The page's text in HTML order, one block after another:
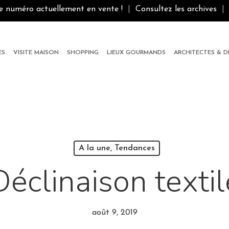
numéro actuellement en vente ! Consultez les archives
VISITE MAISON SHOPPING LIEUX GOURMANDS ARCHITECTES &
A la une, Tendances
août 9, 2019